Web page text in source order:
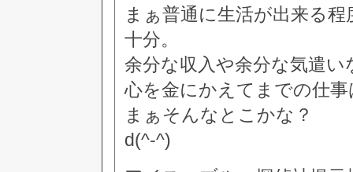
まぁ普通に生活が出来る
十分。
余分な収入や余分な気遣
心を金にかえてまでの仕
まぁそんなとこかな？
d(^-^)